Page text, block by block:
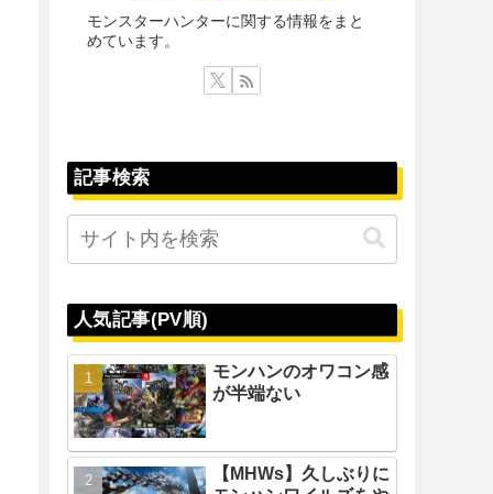
モンスターハンターに関する情報をまと
めています。
記事検索
人気記事(PV順)
モンハンのオワコン感
が半端ない
【MHWs】久しぶりに